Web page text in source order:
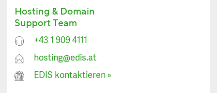
Hosting & Domain
Support Team
+43 1 909 4111
hosting@edis.at
EDIS kontaktieren »